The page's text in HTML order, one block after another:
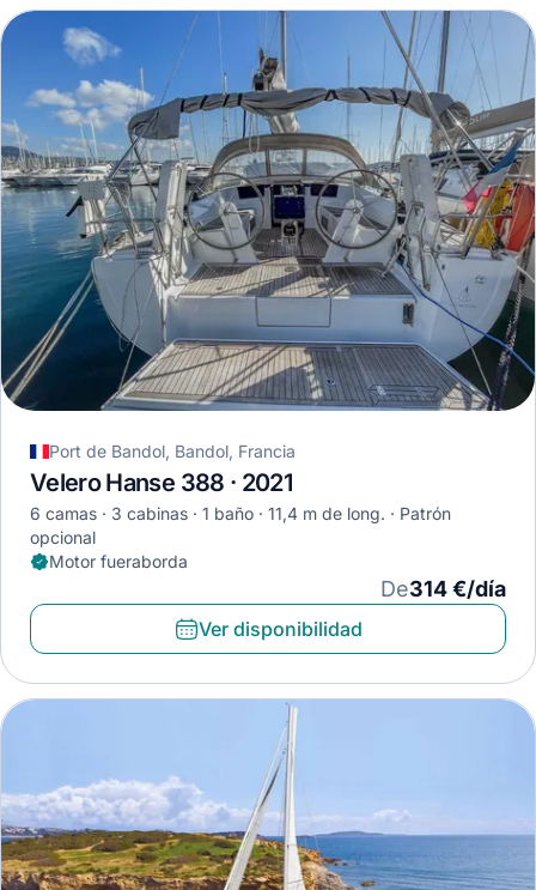
Port de Bandol, Bandol, Francia
Velero Hanse 388 · 2021
6 camas 3 cabinas 1 baño 11,4 m de long.
Patrón
opcional
Motor fueraborda
De314 €/día
Ver disponibilidad